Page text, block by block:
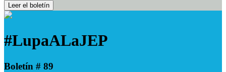
Leer el boletín
#LupaALaJEP
Boletín # 89